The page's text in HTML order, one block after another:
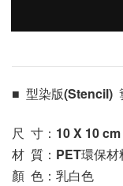
■  型染版(Stencil)
尺  寸：10 X 10 cm
材  質：PET環保材
顏  色：乳白色